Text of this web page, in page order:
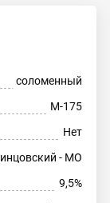
соломенный
М-175
Нет
- МО
9,5%